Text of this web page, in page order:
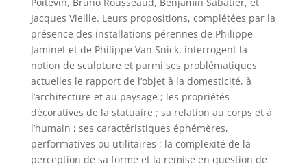
Jacques Vieille. Leurs propositions, complétées par la
présence des installations pérennes de Philippe
Jaminet et de Philippe Van Snick, interrogent la
notion de sculpture et parmi ses problématiques
actuelles le rapport de l’objet à la domesticité, à
l’architecture et au paysage ; les propriétés
décoratives de la statuaire ; sa relation au corps et à
l’humain ; ses caractéristiques éphémères,
performatives ou utilitaires ; la complexité de la
perception de sa forme et la remise en question de